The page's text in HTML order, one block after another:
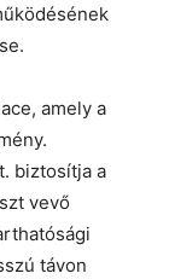
amely a
biztosítja a
vevő
távon